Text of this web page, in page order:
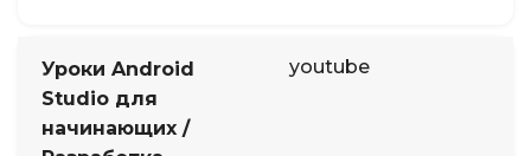
Уроки Android
Studio для
начинающих /
youtube